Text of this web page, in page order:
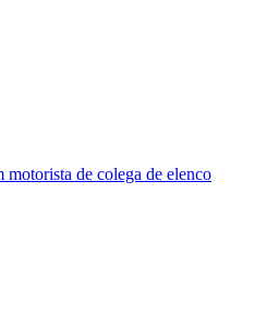
motorista de colega de elenco